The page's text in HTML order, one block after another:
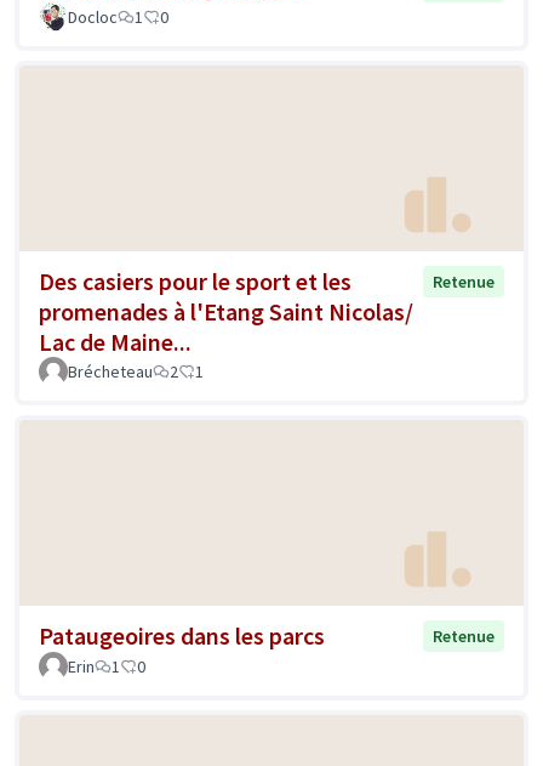
Docloc
1 0
Des casiers pour le sport et les
promenades à l'Etang Saint Nicolas/
Lac de Maine...
Retenue
Brécheteau 2 1
Pataugeoires dans les parcs
Retenue
Erin
1 0